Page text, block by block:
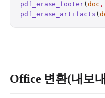
pdf_erase_footer( doc ,
pdf_erase_artifacts (
Office 변환(내보